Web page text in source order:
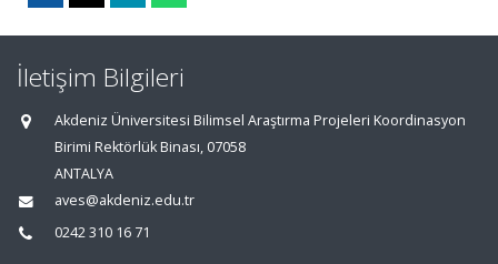
İletişim Bilgileri
Akdeniz Üniversitesi Bilimsel Araştırma Projeleri Koordinasyon
Birimi Rektörlük Binası, 07058
ANTALYA
aves@akdeniz.edu.tr
0242 310 16 71